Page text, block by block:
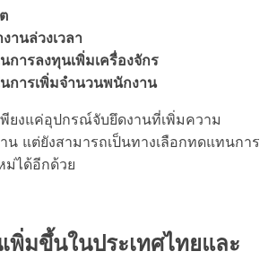
านล่วงเวลา
การลงทุนเพิ่มเครื่องจักร
การเพิ่มจำนวนพนักงาน
ยงแค่อุปกรณ์จับยึดงานที่เพิ่มความ
น แต่ยังสามารถเป็นทางเลือกทดแทนการ
ม่ได้อีกด้วย
พิ่มขึ้นในประเทศไทยและ